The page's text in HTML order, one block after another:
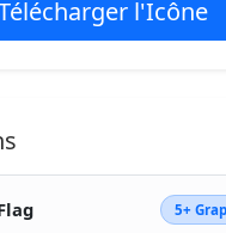
l'Icône
5+